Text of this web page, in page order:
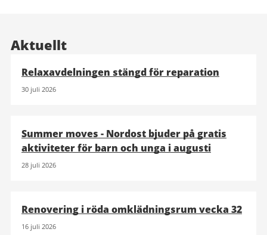
Aktuellt
Relaxavdelningen stängd för reparation
30 juli 2026
Summer moves - Nordost bjuder på gratis
aktiviteter för barn och unga i augusti
28 juli 2026
Renovering i röda omklädningsrum vecka 32
16 juli 2026